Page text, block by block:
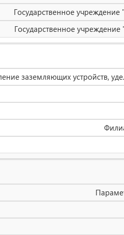
Государственное
Государственное
заземляющих устройств,